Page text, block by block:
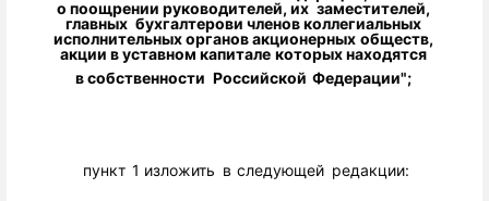
о поощрении руководителей, их заместителей,
главных бухгалтерови членовколлегиальных
исполнительных органов акционерных обществ,
акции вуставном капитале которых находятся
в собственности Российской Федерации";
пункт 1 изложить в следующей редакции: